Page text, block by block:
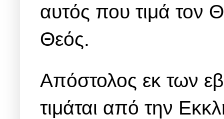
αυτός που τιμά τον
Θεός.
Απόστολος εκ των
τιμάται από την